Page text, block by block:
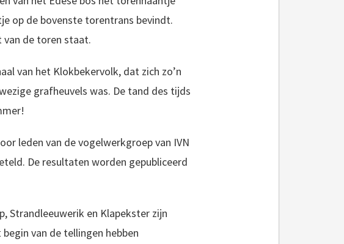
op de bovenste torentrans bevindt.
van de toren staat.
van het Klokbekervolk, dat zich zo’n
grafheuvels was. De tand des tijds
leden van de vogelwerkgroep van IVN
De resultaten worden gepubliceerd
Strandleeuwerik en Klapekster zijn
van de tellingen hebben